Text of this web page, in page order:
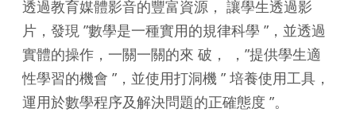
透過教育媒體影音的豐富資源， 讓學生透過影
片，發現 ”數學是一種實用的規律科學 ”，並透過
實體的操作，一關一關的來 破， ，”提供學生適
性學習的機會 ”，並使用打洞機 ” 培養使用工具，
運用於數學程序及解決問題的正確態度 ”。